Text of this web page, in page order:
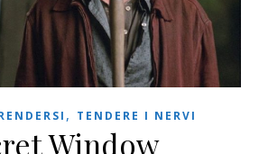
, TENDERE I NERVI
Window